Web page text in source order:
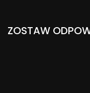
ZOSTAW